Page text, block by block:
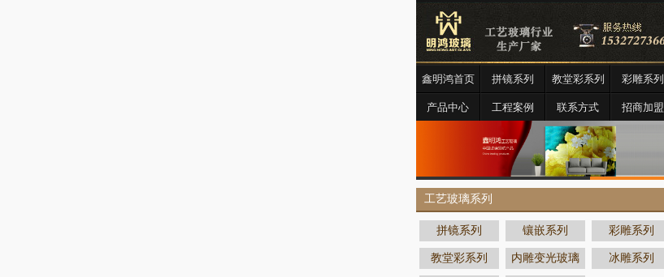
鑫明鸿首页 拼镜系列 教堂彩系列 彩雕系列
产品中心 工程案例 联系方式 招商加盟
工艺玻璃系列
拼镜系列 镶嵌系列 彩雕系列
教堂彩系列 内雕变光玻璃 冰雕系列